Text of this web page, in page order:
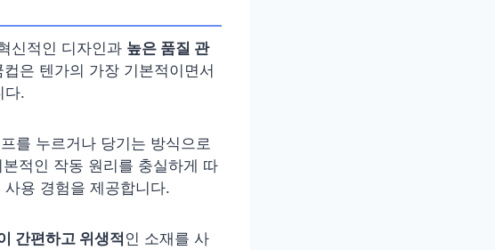
신적인 디자인과 높은 품질 관
은 텐가의 가장 기본적이면서
다.
를 누르거나 당기는 방식으로
적인 작동 원리를 충실하게 따
용 경험을 제공합니다.
간편하고 위생적 인 소재를 사